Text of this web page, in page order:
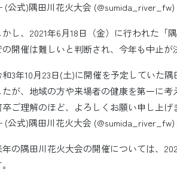
公式)隅田川花火大会 (@sumida_river_fw)
かし、2021年6月18日（金）に行われた
の開催は難しいと判断され、今年も中止が
和3年10月23日(土)に開催を予定していた
たが、地域の方や来場者の健康を第一に
卒ご理解のほど、よろしくお願い申し上げ
公式)隅田川花火大会 (@sumida_river_fw)
年の隅田川花火大会の開催については、